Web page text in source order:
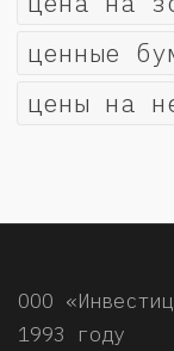
ценные
цены на
ООО
1993 году